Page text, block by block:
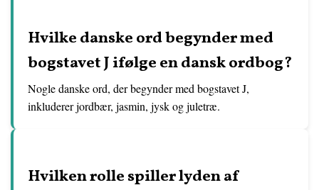
Hvilke danske ord begynder med
bogstavet J ifølge en dansk ordbog?
Nogle danske ord, der begynder med bogstavet J,
inkluderer jordbær, jasmin, jysk og juletræ.
Hvilken rolle spiller lyden af